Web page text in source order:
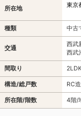
所在地 東京
種類 中古
交通
西武
西武
間取り
構造/総戸数 RC
所在階/階数 4階/